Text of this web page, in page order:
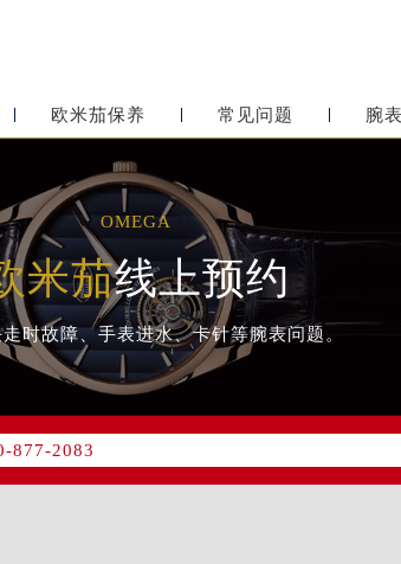
欧米茄保养 常见问题 腕
OMEGA
米茄线上预约
时故障、手表进水、卡针等腕表问题。
877-2083
室（需提前预约）